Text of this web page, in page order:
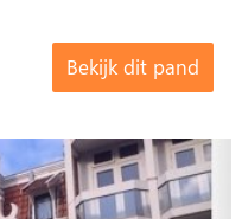
Bekijk dit pand